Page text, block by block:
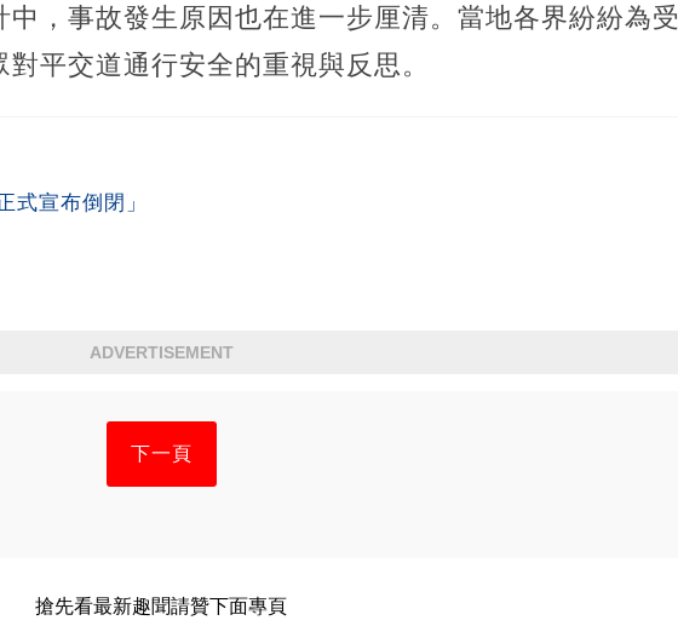
，事故發生原因也在進一步厘清。當地各界紛紛為受
平交道通行安全的重視與反思。
式宣布倒閉」
ADVERTISEMENT
下一頁
搶先看最新趣聞請贊下面專頁